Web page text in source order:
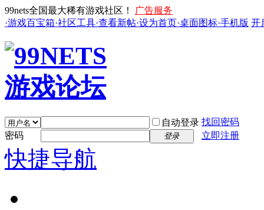
99nets全国最大稀有游戏社区！
广告服务
·游戏百宝箱·社区工具·查看新帖·设为首页·桌面图标·手机版 开
自动登录 找回密码
密码
登录 立即注册
快捷导航